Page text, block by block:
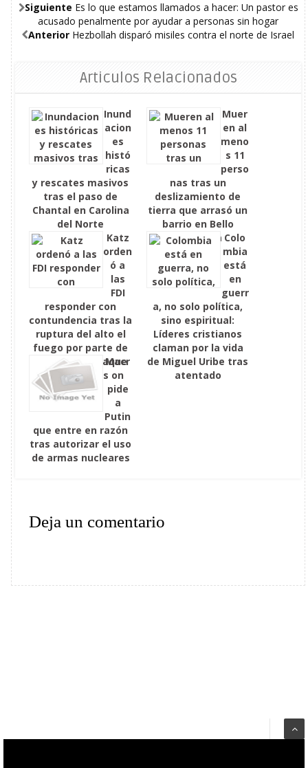
Siguiente Es lo que estamos llamados a hacer: Un pastor es
acusado penalmente por ayudar a personas sin hogar
Anterior Hezbollah disparó misiles contra el norte de Israel
Articulos Relacionados
Inund
acion
es
histó
ricas
y rescates masivos
tras el paso de
Chantal en Carolina
del Norte
Muer
en al
meno
s 11
perso
nas tras un
deslizamiento de
tierra que arrasó un
barrio en Bello
Antioquia
Katz
orden
ó a
las
FDI
responder con
contundencia tras la
ruptura del alto el
fuego por parte de
Irán con un ataque
con misiles
Colo
mbia
está
en
guerr
a, no solo política,
sino espiritual:
Líderes cristianos
claman por la vida
de Miguel Uribe tras
atentado
Macr
on
pide
a
Putin
que entre en razón
tras autorizar el uso
de armas nucleares
Deja un comentario